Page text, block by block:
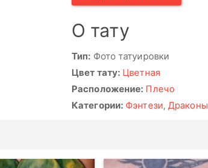
О тату
Тип: Фото татуировки
Цвет тату: Цветная
Расположение: Плечо
Категории: Фэнтези,Драконы